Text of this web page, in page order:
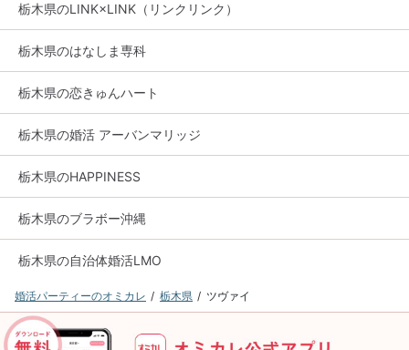
栃木県のLINK×LINK（リンクリンク）
栃木県のはなしま専科
栃木県の恋きゅんハート
栃木県の婚活 アーバンマリッジ
栃木県のHAPPINESS
栃木県のブラボー沖縄
栃木県の自治体婚活LMO
婚活パーティーのオミカレ 栃木県 ツヴァイ